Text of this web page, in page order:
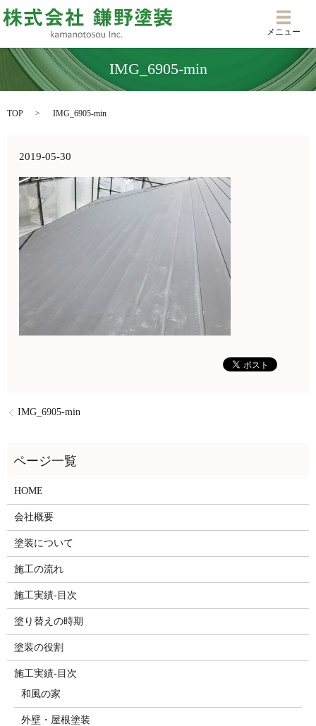
メニ
メニュー
IMG_6905-min
TOP IMG_6905-min
2019-05-30
IMG_6905-min
HOME
会社概要
塗装について
施工の流れ
施工実績-目次
塗り替えの時期
塗装の役割
施工実績-目次
和風の家
外壁・屋根塗装